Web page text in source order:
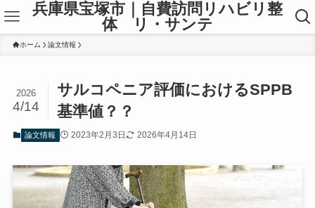
兵庫県宝塚市｜自費訪問リハビリ整
体 リ・サンテ
ホーム 論文情報
サルコペニア評価におけるSPPB
基準値？？
2026
4/14
論文情報 2023年2月3日 2026年4月14日